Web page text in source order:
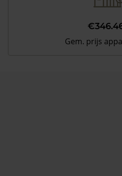
Gem. prijs